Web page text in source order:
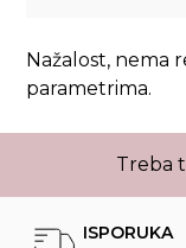
Nažalost, nema
parametrima.
Treba
ISPORUKA